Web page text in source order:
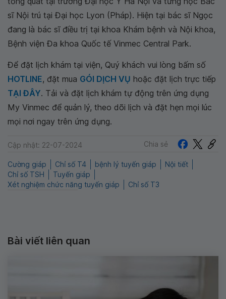
sĩ Nội trú tại Đại học Lyon (Pháp). Hiện tại bác sĩ Ngọc
đang là bác sĩ điều trị tại khoa Khám bệnh và Nội khoa,
Bệnh viện Đa khoa Quốc tế Vinmec Central Park.
Để đặt lịch khám tại viện, Quý khách vui lòng bấm số
HOTLINE, đặt mua GÓI DỊCH VỤ hoặc đặt lịch trực tiếp
TẠI ĐÂY. Tải và đặt lịch khám tự động trên ứng dụng
My Vinmec để quản lý, theo dõi lịch và đặt hẹn mọi lúc
mọi nơi ngay trên ứng dụng.
Cập nhật: 22-07-2024 Chia sẻ
Cường giáp Chỉ số T4 bệnh lý tuyến giáp
Nội tiết
Chỉ số TSH
Tuyến giáp
Xét nghiệm chức năng tuyến giáp
Chỉ số T3
Bài viết liên quan